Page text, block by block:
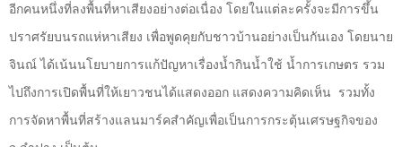
อีกคนหนึ่งที่ลงพื้นที่หาเสียงอย่างต่อเนื่อง โดยในแต่ละครั้งจะมีการขึ้น
ปราศรัยบนรถแห่หาเสียง เพื่อพูดคุยกับชาวบ้านอย่างเป็นกันเอง โดยนาย
จินณ์ ได้เน้นนโยบายการแก้ปัญหาเรื่องน้ำกินน้ำใช้ น้ำการเกษตร รวม
ไปถึงการเปิดพื้นที่ให้เยาวชนได้แสดงออก แสดงความคิดเห็น
รวมทั้ง
การจัดหาพื้นที่สร้างแลนมาร์คสำคัญเพื่อเป็นการกระตุ้นเศรษฐกิจของ